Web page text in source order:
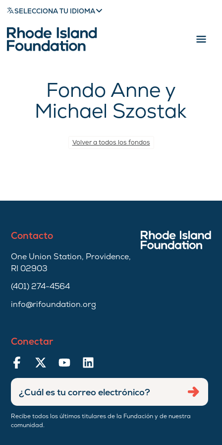
SELECCIONA TU IDIOMA
Fondo Anne y
Michael Szostak
Volver a todos los fondos
Contacto
One Union Station, Providence,
RI 02903
(401) 274-4564
info@rifoundation.org
Conectar
Recibe todos los últimos titulares de la Fundación y de nuestra
comunidad.
Ingresar
dirección
de
correo
Enviar